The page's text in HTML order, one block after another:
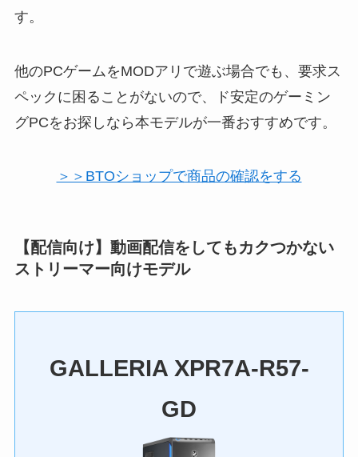
す。
他のPCゲームをMODアリで遊ぶ場合でも、要求ス
ペックに困ることがないので、ド安定のゲーミン
グPCをお探しなら本モデルが一番おすすめです。
＞＞BTOショップで商品の確認をする
【配信向け】動画配信をしてもカクつかない
ストリーマー向けモデル
GALLERIA XPR7A-R57-
GD